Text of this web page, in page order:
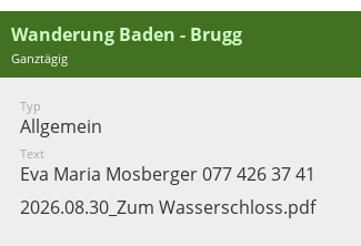
Wanderung Baden - Brugg
Ganztägig
Typ
Allgemein
Text
Eva Maria Mosberger 077 426 37 41
2026.08.30_Zum Wasserschloss.pdf